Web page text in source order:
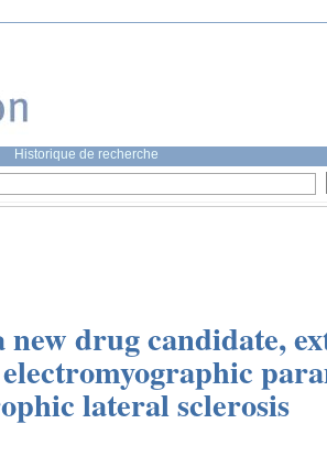
Historique de recherche
new drug candidate,
lateral sclerosis